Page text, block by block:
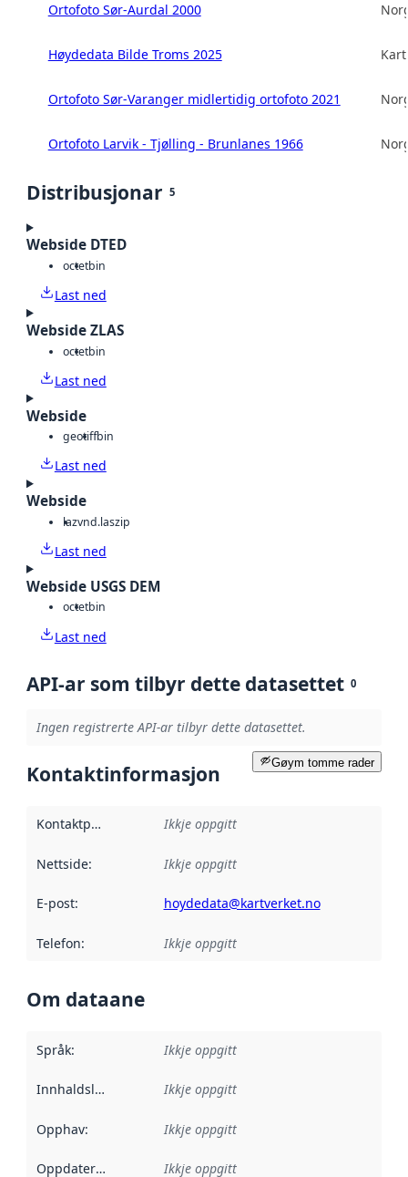
Ortofoto Sør-Aurdal 2000
Høydedata Bilde Troms 2025
Ortofoto Sør-Varanger midlertidig ortofoto 2021
Ortofoto Larvik - Tjølling - Brunlanes 1966
Distribusjonar 5
Webside DTED
octetbin
Last ned
Webside ZLAS
octetbin
Last ned
Webside
geotiffbin
Last ned
Webside
lazvnd.laszip
Last ned
Webside USGS DEM
octetbin
Last ned
API-ar som tilbyr dette datasettet 0
Ingen registrerte API-ar tilbyr dette datasettet.
Gøym tomme rader
Kontaktinformasjon
Kontaktpunkt Ikkje oppgitt
Nettside: Ikkje oppgitt
E-post: hoydedata@kartverket.no
Telefon: Ikkje oppgitt
Om dataane
Språk: Ikkje oppgitt
Innhaldsleverandørar :
Ikkje oppgitt
Opphav: Ikkje oppgitt
Oppdateringsfrekvens :
Ikkje oppgitt